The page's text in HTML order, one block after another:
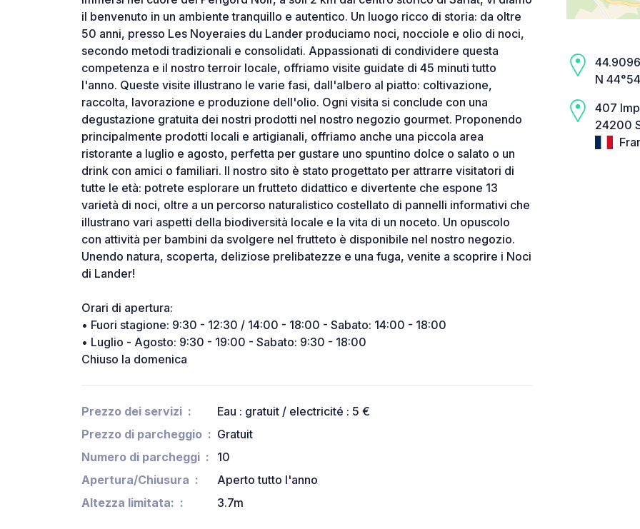
il benvenuto in un ambiente tranquillo e autentico. Un luogo ricco di storia: da oltre
50 anni, presso Les Noyeraies du Lander produciamo noci, nocciole e olio di noci,
secondo metodi tradizionali e consolidati. Appassionati di condividere questa
competenza e il nostro terroir locale, offriamo visite guidate di 45 minuti tutto
l'anno. Queste visite illustrano le varie fasi, dall'albero al piatto: coltivazione,
raccolta, lavorazione e produzione dell'olio. Ogni visita si conclude con una
degustazione gratuita dei nostri prodotti nel nostro negozio gourmet. Proponendo
principalmente prodotti locali e artigianali, offriamo anche una piccola area
ristorante a luglio e agosto, perfetta per gustare uno spuntino dolce o salato o un
drink con amici o familiari. Il nostro sito è stato progettato per attrarre visitatori di
tutte le età: potrete esplorare un frutteto didattico e divertente che espone 13
varietà di noci, oltre a un percorso naturalistico costellato di pannelli informativi che
illustrano vari aspetti della biodiversità locale e la vita di un noceto. Un opuscolo
con attività per bambini da svolgere nel frutteto è disponibile nel nostro negozio.
Unendo natura, scoperta, deliziose prelibatezze e una fuga, venite a scoprire i Noci
di Lander!
Orari di apertura:
• Fuori stagione: 9:30 - 12:30 / 14:00 - 18:00 - Sabato: 14:00 - 18:00
• Luglio - Agosto: 9:30 - 19:00 - Sabato: 9:30 - 18:00
Chiuso la domenica
Prezzo dei servizi
Eau : gratuit / electricité : 5 €
Prezzo di parcheggio
Gratuit
Numero di parcheggi
10
Apertura/Chiusura
Aperto tutto l'anno
Altezza limitata:
3.7m
N
407
24200